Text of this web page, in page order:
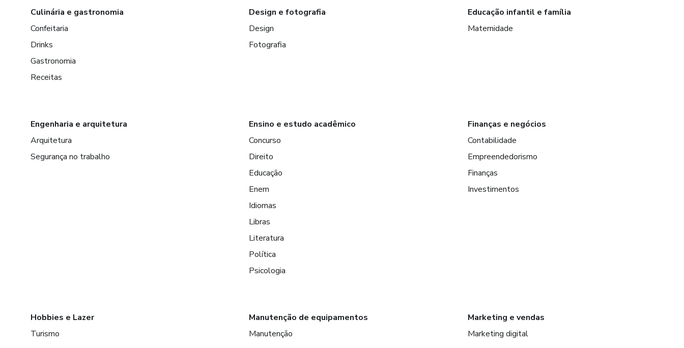
Culinária e gastronomia
Confeitaria
Drinks
Gastronomia
Receitas
Design e fotografia
Design
Fotografia
Educação infantil e família
Maternidade
Engenharia e arquitetura
Arquitetura
Segurança no trabalho
Ensino e estudo acadêmico
Concurso
Direito
Educação
Enem
Idiomas
Libras
Literatura
Política
Psicologia
Finanças e negócios
Contabilidade
Empreendedorismo
Finanças
Investimentos
Hobbies e Lazer
Turismo
Manutenção de equipamentos
Manutenção
Marketing e vendas
Marketing digital